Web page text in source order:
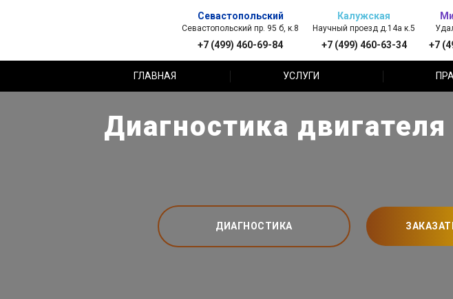
Севастопольский
Севастопольский пр. 95 б, к.8
+7 (499) 460-69-84
Калужская
Научный проезд д.14а к.5
+7 (499) 460-63-34 +7
ГЛАВНАЯ УСЛУГИ
Диагностика
ДИАГНОСТИКА